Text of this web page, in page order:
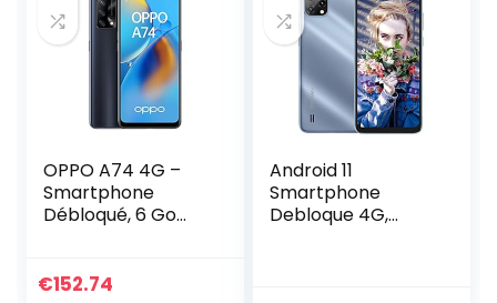
OPPO A74 4G –
Smartphone
Débloqué, 6 Go
AMOLED FHD+
€152.74
Android 11
Smartphone
Debloque 4G,